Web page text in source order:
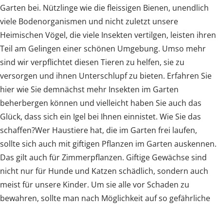
Garten bei. Nützlinge wie die fleissigen Bienen, unendlich
viele Bodenorganismen und nicht zuletzt unsere
Heimischen Vögel, die viele Insekten vertilgen, leisten ihren
Teil am Gelingen einer schönen Umgebung. Umso mehr
sind wir verpflichtet diesen Tieren zu helfen, sie zu
versorgen und ihnen Unterschlupf zu bieten. Erfahren Sie
hier wie Sie demnächst mehr Insekten im Garten
beherbergen können und vielleicht haben Sie auch das
Glück, dass sich ein Igel bei Ihnen einnistet. Wie Sie das
schaffen?Wer Haustiere hat, die im Garten frei laufen,
sollte sich auch mit giftigen Pflanzen im Garten auskennen.
Das gilt auch für Zimmerpflanzen. Giftige Gewächse sind
nicht nur für Hunde und Katzen schädlich, sondern auch
meist für unsere Kinder. Um sie alle vor Schaden zu
bewahren, sollte man nach Möglichkeit auf so gefährliche